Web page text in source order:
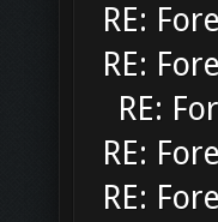
RE:
RE:
RE:
RE:
RE: